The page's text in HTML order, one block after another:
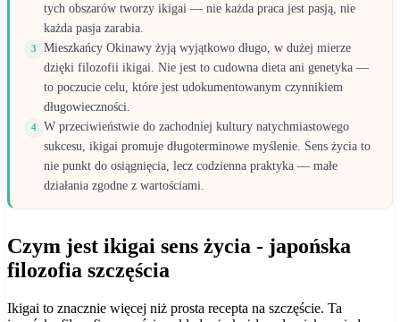
tych obszarów tworzy ikigai — nie każda praca jest pasją, nie
każda pasja zarabia.
3
Mieszkańcy Okinawy żyją wyjątkowo długo, w dużej mierze
dzięki filozofii ikigai. Nie jest to cudowna dieta ani genetyka —
to poczucie celu, które jest udokumentowanym czynnikiem
długowieczności.
4
W przeciwieństwie do zachodniej kultury natychmiastowego
sukcesu, ikigai promuje długoterminowe myślenie. Sens życia to
nie punkt do osiągnięcia, lecz codzienna praktyka — małe
działania zgodne z wartościami.
Czym jest ikigai sens życia - japońska
filozofia szczęścia
Ikigai to znacznie więcej niż prosta recepta na szczęście. Ta